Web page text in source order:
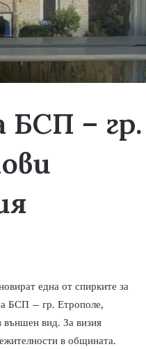
БСП – гр.
една от спирките за
БСП – гр. Етрополе,
външен вид. За визия
в общината.